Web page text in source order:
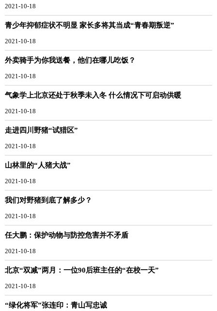
2021-10-18
青少年抑郁症状不明显 家长多将其当成“青春期叛逆”
2021-10-18
外卖骑手为你我送餐，他们在哪儿吃饭？
2021-10-18
气象学上北京还处于秋季未入冬 什么情况下可启动供暖
2021-10-18
走进四川野猪“试猎区”
2021-10-18
山林里的“人猪大战”
2021-10-18
我们对野猪到底了解多少？
2021-10-18
任大鹏：保护动物与防控危害并不矛盾
2021-10-18
北京“双减”两月：一位90后班主任的“在校一天”
2021-10-18
“绿化将军”张连印：青山写忠诚